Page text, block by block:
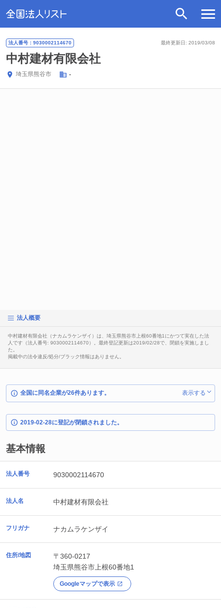
最終更新日: 2019/03/08
法人番号：9030002114670
中村建材有限会社
埼玉県熊谷市 -
法人概要
中村建材有限会社（ナカムラケンザイ）は、埼玉県熊谷市上根60番地1にかつて実在した法
人です（法人番号: 9030002114670）。最終登記更新は2019/02/28で、閉鎖を実施しまし
た。
掲載中の法令違反/処分/ブラック情報はありません。
全国に同名企業が26件あります。 表示する
2019-02-28に登記が閉鎖されました。
基本情報
法人番号 9030002114670
法人名 中村建材有限会社
フリガナ ナカムラケンザイ
住所/地図
〒360-0217
埼玉県熊谷市 上根60番地1
Googleマップで表示